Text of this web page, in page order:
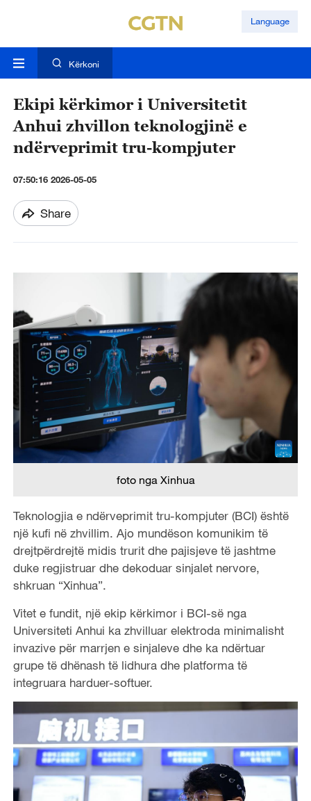
Language
Kërkoni
Ekipi kërkimor i Universitetit
Anhui zhvillon teknologjinë e
ndërveprimit tru-kompjuter
07:50:16 2026-05-05
Share
foto nga Xinhua
Teknologjia e ndërveprimit tru-kompjuter (BCI) është
një kufi në zhvillim. Ajo mundëson komunikim të
drejtpërdrejtë midis trurit dhe pajisjeve të jashtme
duke regjistruar dhe dekoduar sinjalet nervore,
shkruan “Xinhua”.
Vitet e fundit, një ekip kërkimor i BCI-së nga
Universiteti Anhui ka zhvilluar elektroda minimalisht
invazive për marrjen e sinjaleve dhe ka ndërtuar
grupe të dhënash të lidhura dhe platforma të
integruara harduer-softuer.